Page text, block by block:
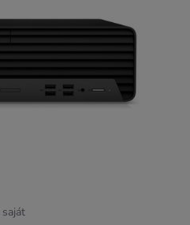
saját